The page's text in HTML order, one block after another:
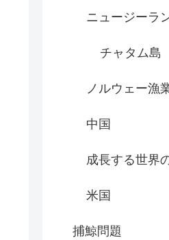
ニュージーラ
チャタム島
ノルウェー漁
中国
成長する世界
米国
捕鯨問題